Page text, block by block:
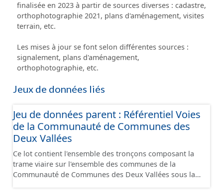
finalisée en 2023 à partir de sources diverses : cadastre,
orthophotographie 2021, plans d'aménagement, visites
terrain, etc.
Les mises à jour se font selon différentes sources :
signalement, plans d'aménagement,
orthophotographie, etc.
Jeux de données liés
Jeu de données parent : Référentiel Voies
de la Communauté de Communes des
Deux Vallées
Ce lot contient l'ensemble des tronçons composant la
trame viaire sur l'ensemble des communes de la
Communauté de Communes des Deux Vallées sous la